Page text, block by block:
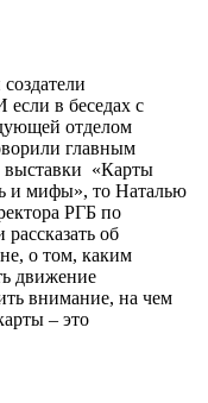
если в беседах с
отделом
главным
выставки «Карты
и мифы», то Наталью
РГБ по
об
о том, каким
движение
внимание, на чем
– это